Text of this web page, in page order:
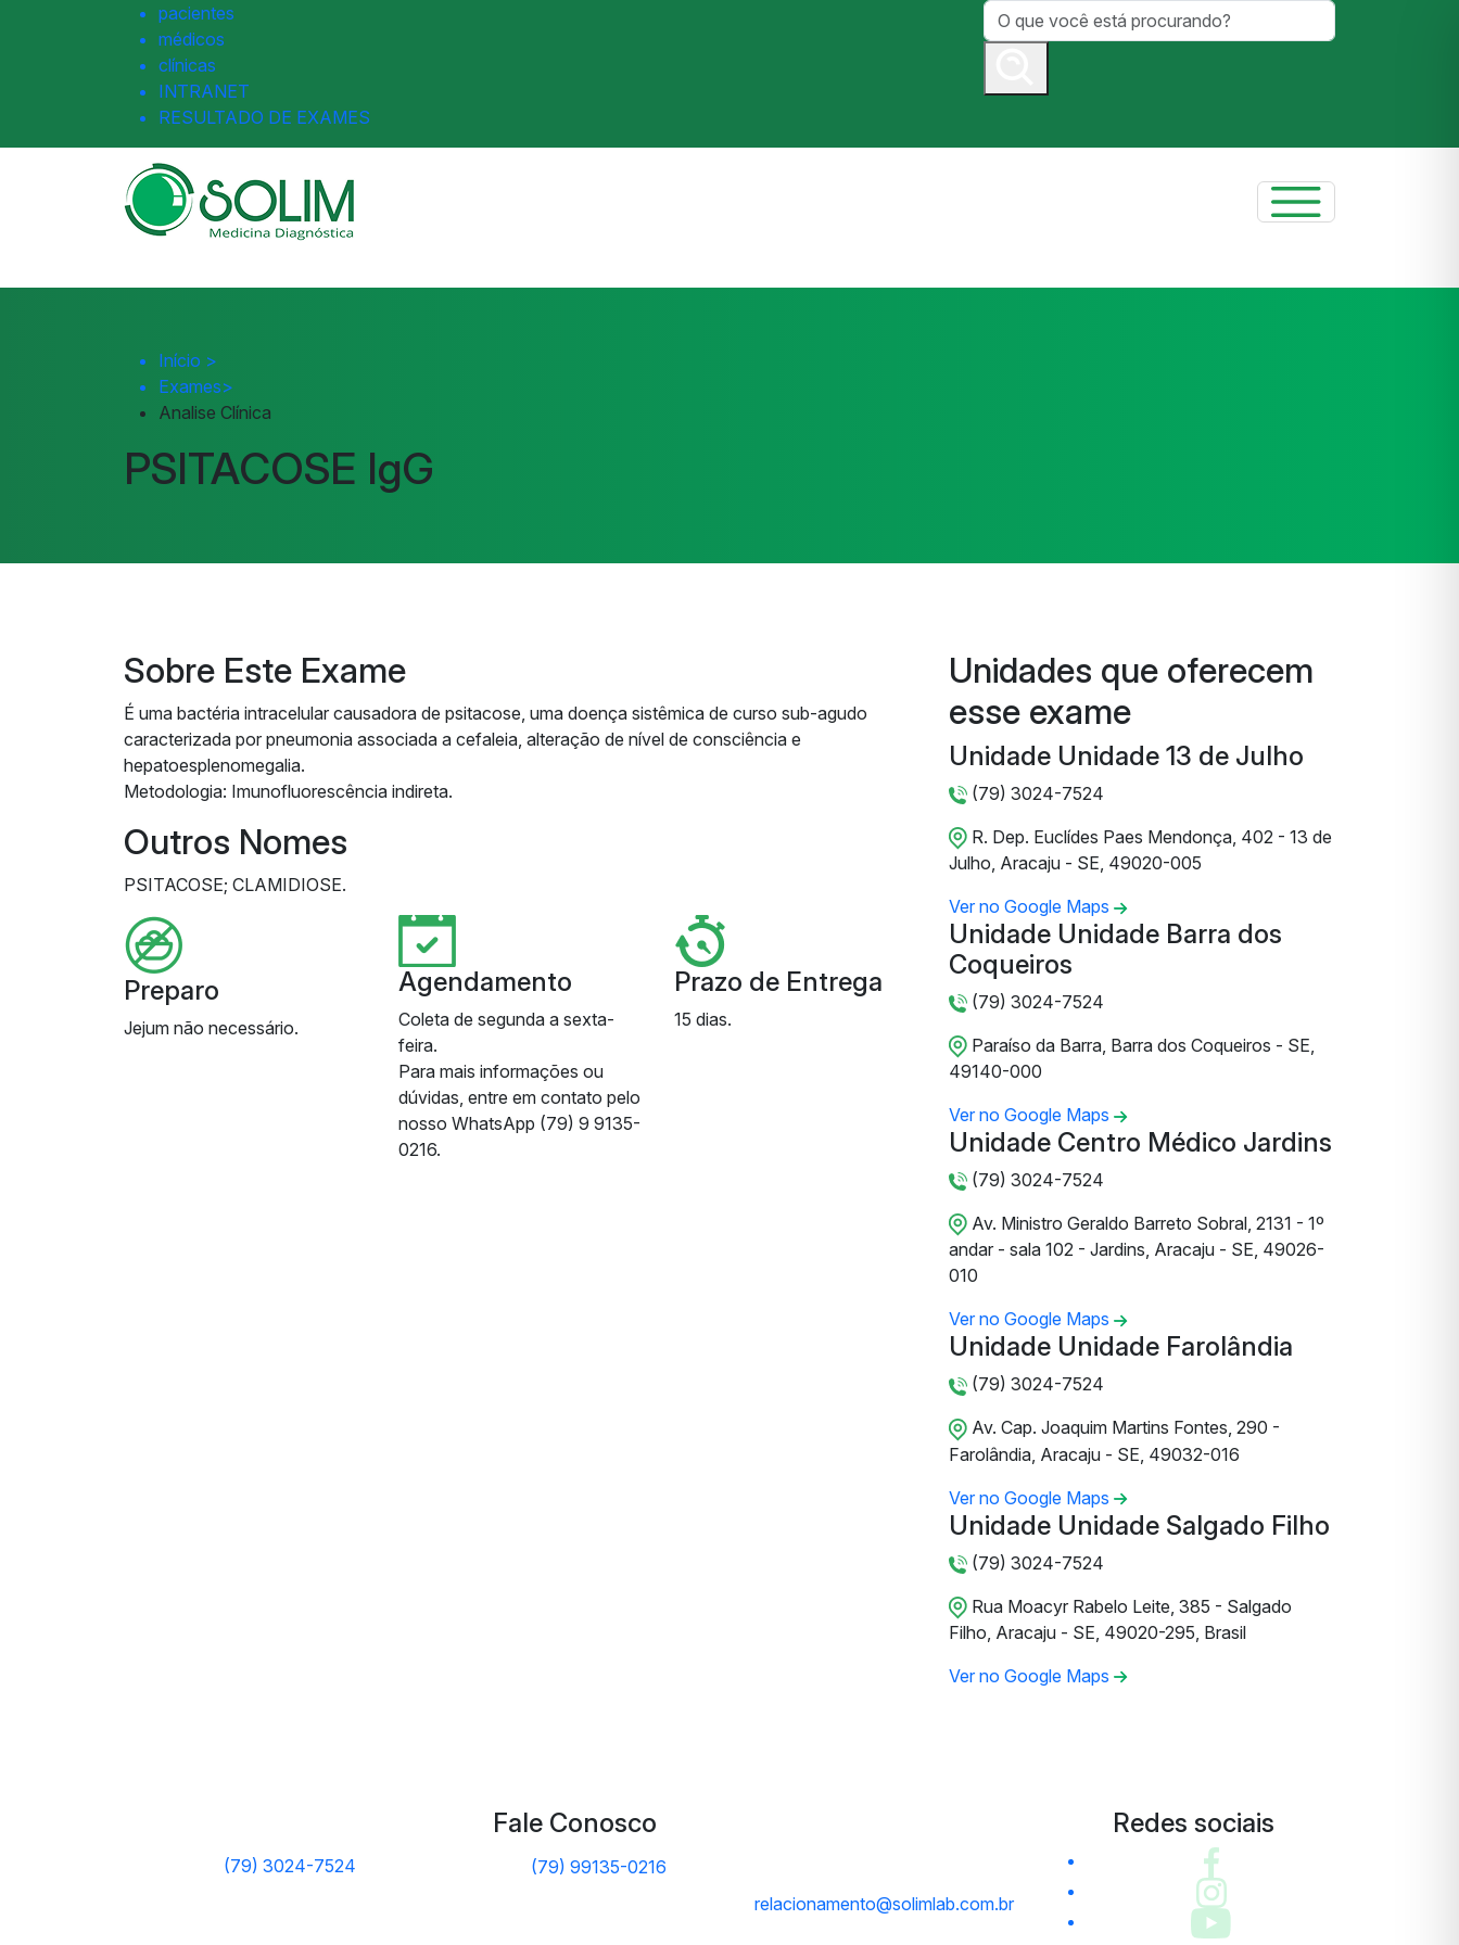
pacientes
médicos
clínicas
INTRANET
RESULTADO DE EXAMES
Início >
Exames>
Analise Clínica
PSITACOSE IgG
Sobre Este Exame
É uma bactéria intracelular causadora de psitacose, uma doença sistêmica de curso sub-agudo
caracterizada por pneumonia associada a cefaleia, alteração de nível de consciência e
hepatoesplenomegalia.
Metodologia: Imunofluorescência indireta.
Outros Nomes
PSITACOSE; CLAMIDIOSE.
Preparo
Jejum não necessário.
Agendamento
Coleta de segunda a sexta-
feira.
Para mais informações ou
dúvidas, entre em contato pelo
nosso WhatsApp (79) 9 9135-
0216.
Prazo de Entrega
15 dias.
Unidades que oferecem
esse exame
Unidade Unidade 13 de Julho
(79) 3024-7524
R. Dep. Euclídes Paes Mendonça, 402 - 13 de
Julho, Aracaju - SE, 49020-005
Ver no Google Maps
Unidade Unidade Barra dos
Coqueiros
(79) 3024-7524
Paraíso da Barra, Barra dos Coqueiros - SE,
49140-000
Ver no Google Maps
Unidade Centro Médico Jardins
(79) 3024-7524
Av. Ministro Geraldo Barreto Sobral, 2131 - 1º
andar - sala 102 - Jardins, Aracaju - SE, 49026-
010
Ver no Google Maps
Unidade Unidade Farolândia
(79) 3024-7524
Av. Cap. Joaquim Martins Fontes, 290 -
Farolândia, Aracaju - SE, 49032-016
Ver no Google Maps
Unidade Unidade Salgado Filho
(79) 3024-7524
Rua Moacyr Rabelo Leite, 385 - Salgado
Filho, Aracaju - SE, 49020-295, Brasil
Ver no Google Maps
Fale Conosco
(79) 3024-7524
(79) 99135-0216
relacionamento@solimlab.com.br
Redes sociais